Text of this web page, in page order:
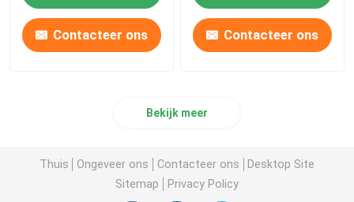
Contacteer ons Contacteer ons
Bekijk meer
Thuis Ongeveer ons Contacteer ons
Desktop Site
Sitemap
Privacy Policy